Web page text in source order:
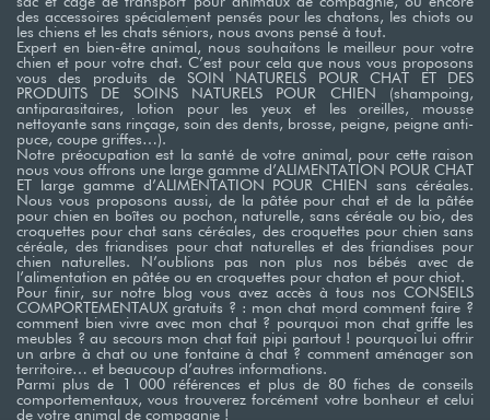
des accessoires spécialement pensés pour les chatons, les chiots ou
les chiens et les chats séniors, nous avons pensé à tout.
Expert en bien-être animal, nous souhaitons le meilleur pour votre
chien et pour votre chat. C’est pour cela que nous vous proposons
vous des produits de SOIN NATURELS POUR CHAT ET DES
PRODUITS DE SOINS NATURELS POUR CHIEN (shampoing,
antiparasitaires, lotion pour les yeux et les oreilles, mousse
nettoyante sans rinçage, soin des dents, brosse, peigne, peigne anti-
puce, coupe griffes…). ​
Notre préocupation est la santé de votre animal, pour cette raison
nous vous offrons une large gamme d’ALIMENTATION POUR CHAT
ET large gamme d’ALIMENTATION POUR CHIEN sans céréales.
Nous vous proposons aussi, de la pâtée pour chat et de la pâtée
pour chien en boîtes ou pochon, naturelle, sans céréale ou bio, des
croquettes pour chat sans céréales, des croquettes pour chien sans
céréale, des friandises pour chat naturelles et des friandises pour
chien naturelles. N’oublions pas non plus nos bébés avec de
l’alimentation en pâtée ou en croquettes pour chaton et pour chiot. ​
Pour finir, sur notre blog vous avez accès à tous nos CONSEILS
COMPORTEMENTAUX gratuits ? : mon chat mord comment faire ?
comment bien vivre avec mon chat ? pourquoi mon chat griffe les
meubles ? au secours mon chat fait pipi partout ! pourquoi lui offrir
un arbre à chat ou une fontaine à chat ? comment aménager son
territoire… et beaucoup d’autres informations. ​
Parmi plus de 1 000 références et plus de 80 fiches de conseils
comportementaux, vous trouverez forcément votre bonheur et celui
de votre animal de compagnie !